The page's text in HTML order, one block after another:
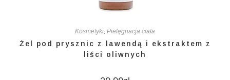
Kosmetyki, Pielęgnacja ciała
Żel pod prysznic z lawendą i ekstraktem z
liści oliwnych